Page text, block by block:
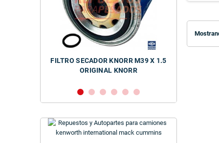
KNORR M39 X 1.5
FILTRO SECADOR NEGRO WABCO
ROSCA